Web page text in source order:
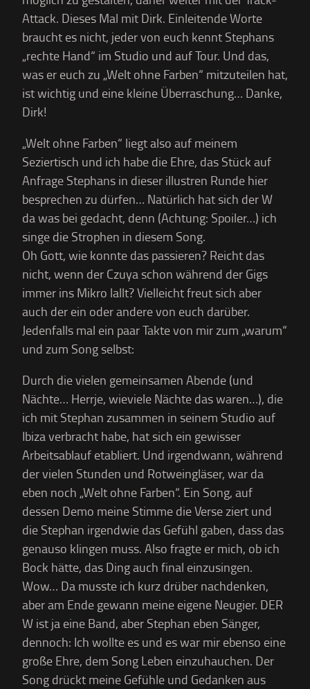
Attack. Dieses Mal mit Dirk. Einleitende Worte
braucht es nicht, jeder von euch kennt Stephans
„rechte Hand“ im Studio und auf Tour. Und das,
was er euch zu „Welt ohne Farben“ mitzuteilen hat,
ist wichtig und eine kleine Überraschung… Danke,
Dirk!
„Welt ohne Farben“ liegt also auf meinem
Seziertisch und ich habe die Ehre, das Stück auf
Anfrage Stephans in dieser illustren Runde hier
besprechen zu dürfen… Natürlich hat sich der W
da was bei gedacht, denn (Achtung: Spoiler…) ich
singe die Strophen in diesem Song.
Oh Gott, wie konnte das passieren? Reicht das
nicht, wenn der Czuya schon während der Gigs
immer ins Mikro lallt? Vielleicht freut sich aber
auch der ein oder andere von euch darüber.
Jedenfalls mal ein paar Takte von mir zum „warum“
und zum Song selbst:
Durch die vielen gemeinsamen Abende (und
Nächte… Herrje, wieviele Nächte das waren…), die
ich mit Stephan zusammen in seinem Studio auf
Ibiza verbracht habe, hat sich ein gewisser
Arbeitsablauf etabliert. Und irgendwann, während
der vielen Stunden und Rotweingläser, war da
eben noch „Welt ohne Farben“. Ein Song, auf
dessen Demo meine Stimme die Verse ziert und
die Stephan irgendwie das Gefühl gaben, dass das
genauso klingen muss. Also fragte er mich, ob ich
Bock hätte, das Ding auch final einzusingen.
Wow… Da musste ich kurz drüber nachdenken,
aber am Ende gewann meine eigene Neugier. DER
W ist ja eine Band, aber Stephan eben Sänger,
dennoch: Ich wollte es und es war mir ebenso eine
große Ehre, dem Song Leben einzuhauchen. Der
Song drückt meine Gefühle und Gedanken aus